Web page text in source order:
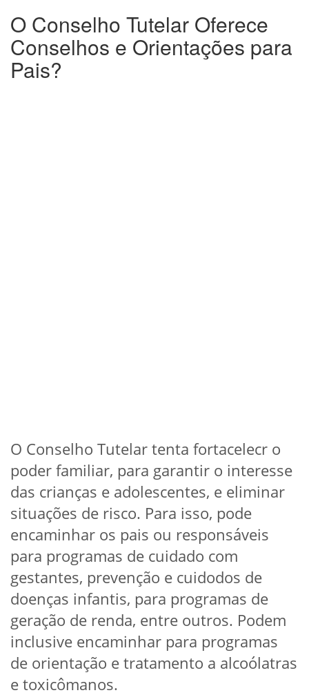
O Conselho Tutelar Oferece
Conselhos e Orientações para
Pais?
O Conselho Tutelar tenta fortacelecr o
poder familiar, para garantir o interesse
das crianças e adolescentes, e eliminar
situações de risco. Para isso, pode
encaminhar os pais ou responsáveis
para programas de cuidado com
gestantes, prevenção e cuidodos de
doenças infantis, para programas de
geração de renda, entre outros. Podem
inclusive encaminhar para programas
de orientação e tratamento a alcoólatras
e toxicômanos.